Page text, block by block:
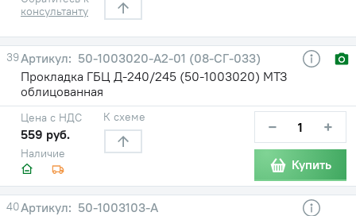
консультанту
39
50-1003020-А2-01 (08-СГ-033)
Прокладка ГБЦ Д-240/245 (50-1003020) МТЗ
облицованная
Наличие
Цена с НДС
559 руб.
К схеме − +
Купить
40
50-1003103-А